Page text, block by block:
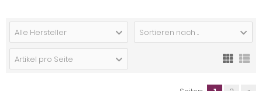
Alle Hersteller Sortieren nach ...
Artikel pro Seite